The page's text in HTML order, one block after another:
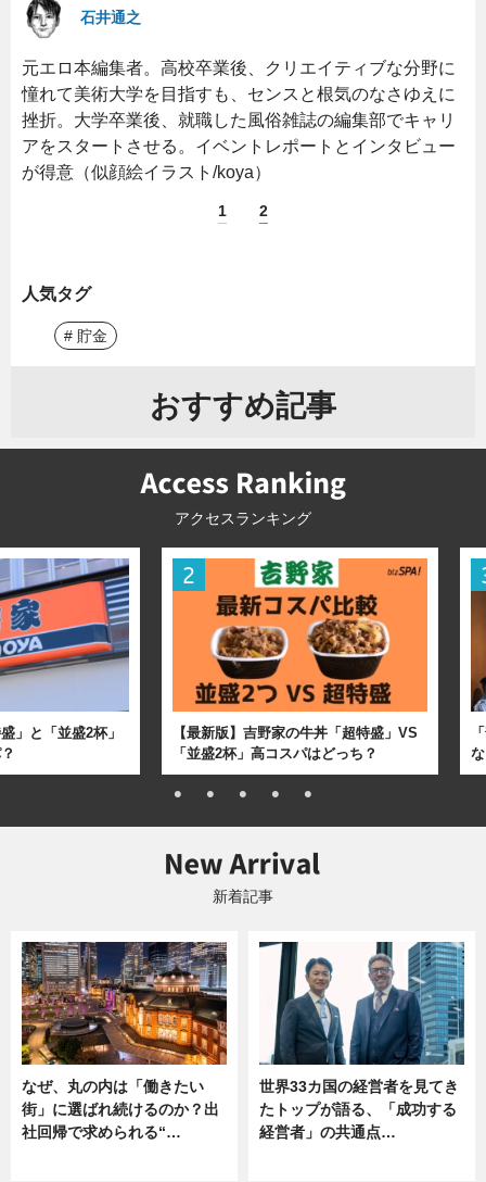
石井通之
元エロ本編集者。高校卒業後、クリエイティブな分野に
憧れて美術大学を目指すも、センスと根気のなさゆえに
挫折。大学卒業後、就職した風俗雑誌の編集部でキャリ
アをスタートさせる。イベントレポートとインタビュー
が得意（似顔絵イラスト/koya）
1 2
人気タグ
# 貯金
おすすめ記事
アクセスランキング
」と「並盛2杯」
【最新版】吉野家の牛丼「超特盛」VS
「並盛2杯」高コスパはどっち？
新着記事
なぜ、丸の内は「働きたい
街」に選ばれ続けるのか？出
社回帰で求められる“…
世界33カ国の経営者を見てき
たトップが語る、「成功する
経営者」の共通点…